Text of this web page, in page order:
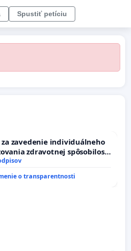
Spustiť petíciu
za zavedenie individuálneho
zdravotnej spôsobilosti
diabetom 1. a 2. typu pri
do Policajného zboru SR
o transparentnosti